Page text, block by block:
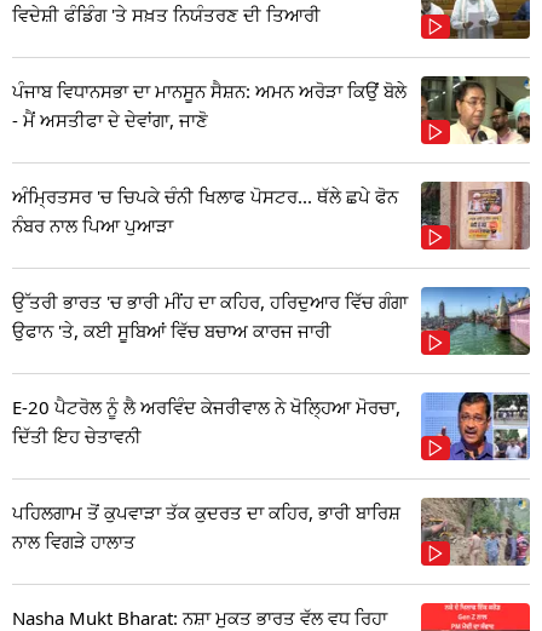
ਵਿਦੇਸ਼ੀ ਫੰਡਿੰਗ 'ਤੇ ਸਖ਼ਤ ਨਿਯੰਤਰਣ ਦੀ ਤਿਆਰੀ
ਪੰਜਾਬ ਵਿਧਾਨਸਭਾ ਦਾ ਮਾਨਸੂਨ ਸੈਸ਼ਨ: ਅਮਨ ਅਰੋੜਾ ਕਿਉਂ ਬੋਲੇ
- ਮੈਂ ਅਸਤੀਫਾ ਦੇ ਦੇਵਾਂਗਾ, ਜਾਣੋ
ਅੰਮ੍ਰਿਤਸਰ 'ਚ ਚਿਪਕੇ ਚੰਨੀ ਖਿਲਾਫ ਪੋਸਟਰ... ਥੱਲੇ ਛਪੇ ਫੋਨ
ਨੰਬਰ ਨਾਲ ਪਿਆ ਪੁਆੜਾ
ਉੱਤਰੀ ਭਾਰਤ 'ਚ ਭਾਰੀ ਮੀਂਹ ਦਾ ਕਹਿਰ, ਹਰਿਦੁਆਰ ਵਿੱਚ ਗੰਗਾ
ਉਫਾਨ 'ਤੇ, ਕਈ ਸੂਬਿਆਂ ਵਿੱਚ ਬਚਾਅ ਕਾਰਜ ਜਾਰੀ
E-20 ਪੈਟਰੋਲ ਨੂੰ ਲੈ ਅਰਵਿੰਦ ਕੇਜਰੀਵਾਲ ਨੇ ਖੋਲ੍ਹਿਆ ਮੋਰਚਾ,
ਦਿੱਤੀ ਇਹ ਚੇਤਾਵਨੀ
ਪਹਿਲਗਾਮ ਤੋਂ ਕੁਪਵਾੜਾ ਤੱਕ ਕੁਦਰਤ ਦਾ ਕਹਿਰ, ਭਾਰੀ ਬਾਰਿਸ਼
ਨਾਲ ਵਿਗੜੇ ਹਾਲਾਤ
Nasha Mukt Bharat: ਨਸ਼ਾ ਮੁਕਤ ਭਾਰਤ ਵੱਲ ਵਧ ਰਿਹਾ